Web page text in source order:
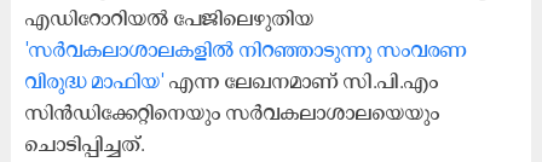
എഡിറോറിയൽ പേജിലെഴുതിയ
'സർവകലാശാലകളിൽ നിറഞ്ഞാടുന്നു സംവരണ
വിരുദ്ധ മാഫിയ' എന്ന ലേഖനമാണ് സി.പി.എം
സിൻഡിക്കേറ്റിനെയും സർവകലാശാലയെയും
ചൊടിപ്പിച്ചത്.